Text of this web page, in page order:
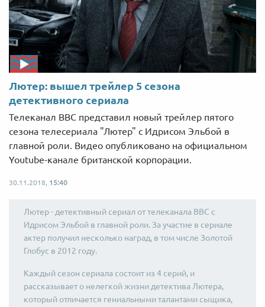
Лютер: вышел трейлер 5 сезона
детективного сериала
Телеканал ВВС представил новый трейлер пятого
сезона телесериала "Лютер" с Идрисом Эльбой в
главной роли. Видео опубликовано на официальном
Youtube-канале британской корпорации.
30.11.2018, 15:40
Лютер - детективный сериал от телеканала ВВС с
Идрисом Эльбой в главной роли. За участие в сериале
актер получил несколько наград, в том числе Золотой
Глобус в 2012 году.
Каждый сезон сериала состоит из 4 серий, и
рассказывает о нелегкой жизни детектива Лютера,
который отличается гениальными талантами сыщика,